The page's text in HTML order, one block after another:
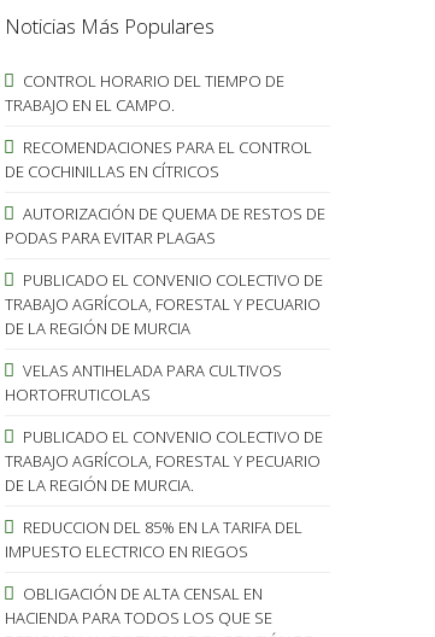
Noticias Más Populares
CONTROL HORARIO DEL TIEMPO DE
TRABAJO EN EL CAMPO.
RECOMENDACIONES PARA EL CONTROL
DE COCHINILLAS EN CÍTRICOS
AUTORIZACIÓN DE QUEMA DE RESTOS DE
PODAS PARA EVITAR PLAGAS
PUBLICADO EL CONVENIO COLECTIVO DE
TRABAJO AGRÍCOLA, FORESTAL Y PECUARIO
DE LA REGIÓN DE MURCIA
VELAS ANTIHELADA PARA CULTIVOS
HORTOFRUTICOLAS
PUBLICADO EL CONVENIO COLECTIVO DE
TRABAJO AGRÍCOLA, FORESTAL Y PECUARIO
DE LA REGIÓN DE MURCIA.
REDUCCION DEL 85% EN LA TARIFA DEL
IMPUESTO ELECTRICO EN RIEGOS
OBLIGACIÓN DE ALTA CENSAL EN
HACIENDA PARA TODOS LOS QUE SE